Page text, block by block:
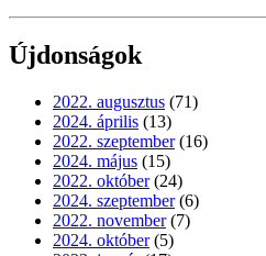
Újdonságok
2022. augusztus (71)
2024. április (13)
2022. szeptember (16)
2024. május (15)
2022. október (24)
2024. szeptember (6)
2022. november (7)
2024. október (5)